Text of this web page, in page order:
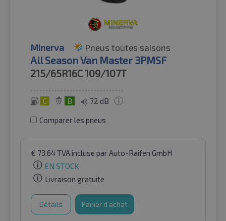
Minerva Pneus toutes saisons
All Season Van Master 3PMSF
215/65R16C109/107T
C B 72 dB
Comparer les pneus
€ 73.64TVA incluse par Auto-Raifen GmbH
EN STOCK
Livraison gratuite
Détails Panier d'achat